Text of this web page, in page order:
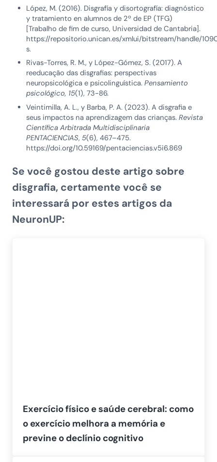
López, M. (2016). Disgrafía y disortografía: diagnóstico
y tratamiento en alumnos de 2º de EP (TFG)
[Trabalho de fim de curso, Universidad de Cantabria].
https://repositorio.unican.es/xmlui/bitstream/handle/
s.
Rivas-Torres, R. M., y López-Gómez, S. (2017). A
reeducação das disgrafias: perspectivas
neuropsicológica e psicolinguística.Pensamiento
psicológico, 15(1), 73-86.
Veintimilla, A. L., y Barba, P. A. (2023). A disgrafia e
seus impactos na aprendizagem das crianças.Revista
Científica Arbitrada Multidisciplinaria
PENTACIENCIAS, 5(6), 467–475.
https://doi.org/10.59169/pentaciencias.v5i6.869
Se você gostou deste artigo sobre
disgrafia, certamente você se
interessará por estes artigos da
NeuronUP:
Exercício físico e saúde cerebral: como
o exercício melhora a memória e
previne o declínio cognitivo